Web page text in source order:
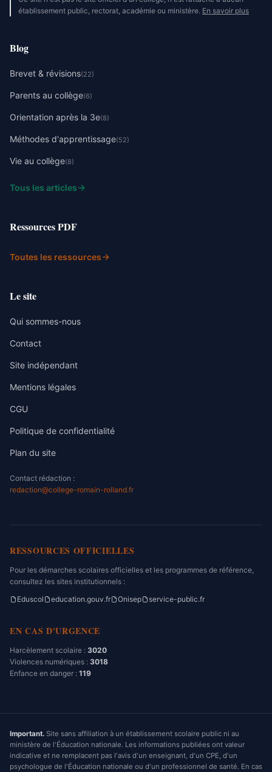
établissement public, rectorat, académie ou ministère. En savoir plus
Blog
Brevet & révisions(22)
Parents au collège(6)
Orientation après la 3e(8)
Méthodes d'apprentissage(52)
Vie au collège(8)
Tous les articles
Ressources PDF
Toutes les ressources
Le site
Qui sommes-nous
Contact
Site indépendant
Mentions légales
CGU
Politique de confidentialité
Plan du site
Contact rédaction :
redaction@college-romain-rolland.fr
RESSOURCES OFFICIELLES
Pour les démarches scolaires officielles et les programmes de référence,
consultez les sites institutionnels :
Eduscol
education.gouv.fr Onisep service-public.fr
EN CAS D'URGENCE
Harcèlement scolaire : 3020
Violences numériques : 3018
Enfance en danger : 119
Important. Site sans affiliation à un établissement scolaire public ni au
ministère de l'Éducation nationale. Les informations publiées ont valeur
indicative et ne remplacent pas l'avis d'un enseignant, d'un CPE, d'un
psychologue de l'Éducation nationale ou d'un professionnel de santé. En cas